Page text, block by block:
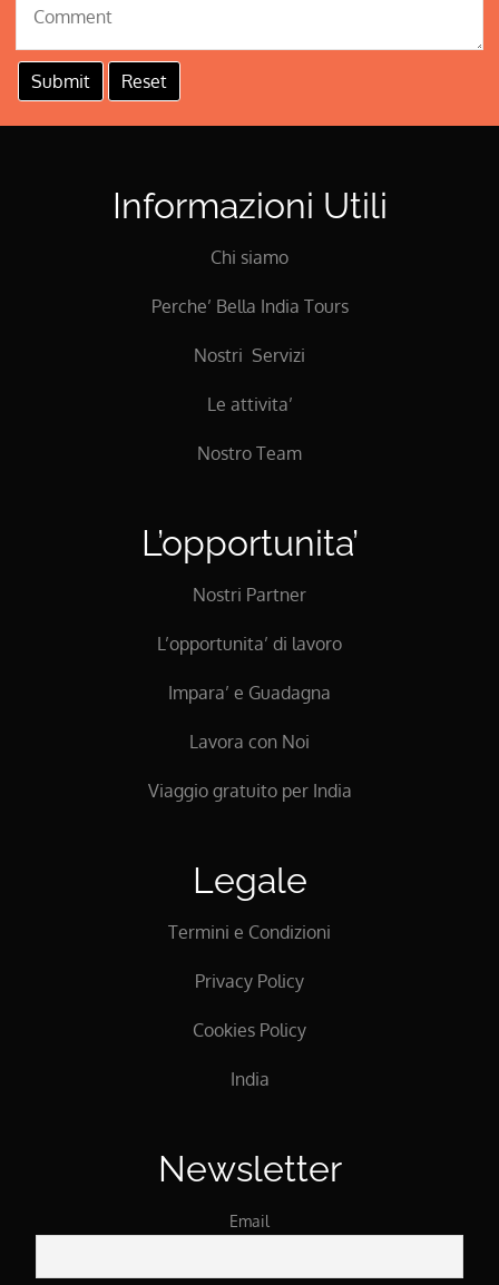
Informazioni Utili
Chi siamo
Perche’ Bella India Tours
Nostri Servizi
Le attivita’
Nostro Team
L’opportunita’
Nostri Partner
L’opportunita’ di lavoro
Impara’ e Guadagna
Lavora con Noi
Viaggio gratuito per India
Legale
Termini e Condizioni
Privacy Policy
Cookies Policy
India
Newsletter
Email